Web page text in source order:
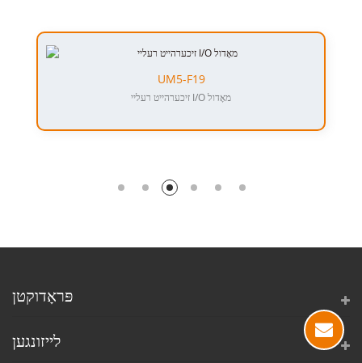
UM5-F19
זיכערהייט רעליי I/O מאָדול
פּראָדוקטן
לייזונגען